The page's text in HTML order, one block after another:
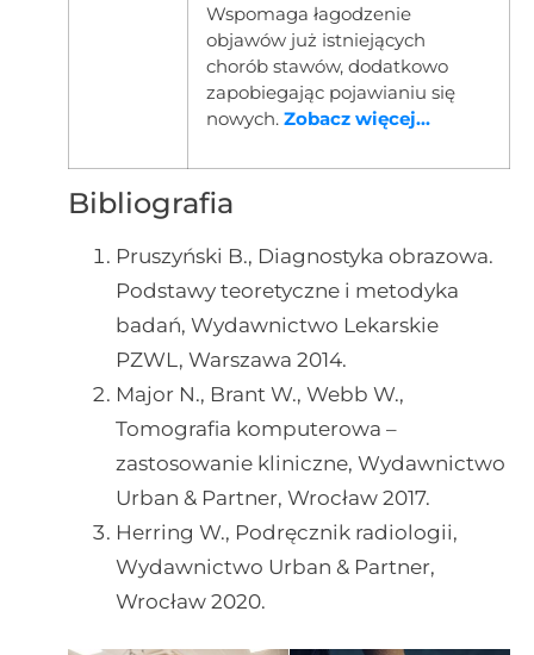
Wspomaga łagodzenie
objawów już istniejących
chorób stawów, dodatkowo
zapobiegając pojawianiu się
nowych. Zobacz więcej...
Bibliografia
Pruszyński B., Diagnostyka obrazowa.
Podstawy teoretyczne i metodyka
badań, Wydawnictwo Lekarskie
PZWL, Warszawa 2014.
Major N., Brant W., Webb W.,
Tomografia komputerowa –
zastosowanie kliniczne, Wydawnictwo
Urban & Partner, Wrocław 2017.
Herring W., Podręcznik radiologii,
Wydawnictwo Urban & Partner,
Wrocław 2020.